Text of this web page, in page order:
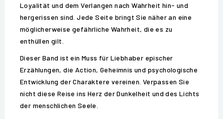
Loyalität und dem Verlangen nach Wahrheit hin- und
hergerissen sind. Jede Seite bringt Sie näher an eine
möglicherweise gefährliche Wahrheit, die es zu
enthüllen gilt.
Dieser Band ist ein Muss für Liebhaber epischer
Erzählungen, die Action, Geheimnis und psychologische
Entwicklung der Charaktere vereinen. Verpassen Sie
nicht diese Reise ins Herz der Dunkelheit und des Lichts
der menschlichen Seele.